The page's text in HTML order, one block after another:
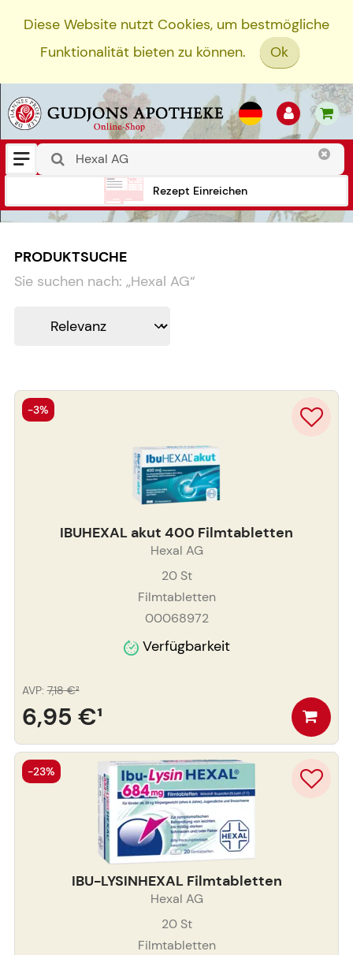
Diese Website nutzt Cookies, um bestmögliche
Funktionalität bieten zu können.
Ok
Rezept Einreichen
PRODUKTSUCHE
Sie suchen nach: „Hexal AG“
IBUHEXAL akut 400 Filmtabletten
Hexal AG
20St
Filmtabletten
00068972
Verfügbarkeit
6,95 €¹
AVP: 7,18 €²
-3%
IBU-LYSINHEXAL Filmtabletten
Hexal AG
20St
Filmtabletten
-23%